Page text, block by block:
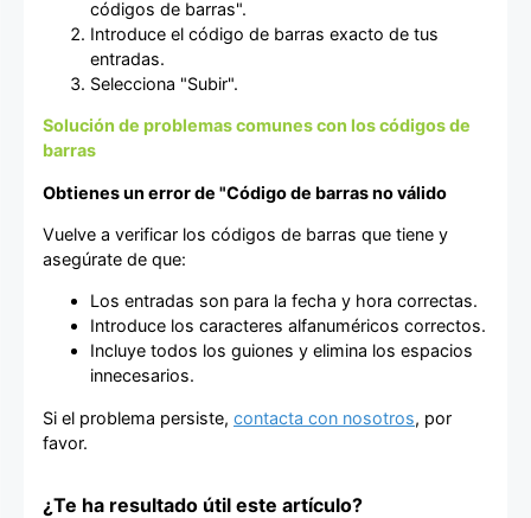
códigos de barras".
Introduce el código de barras exacto de tus
entradas.
Selecciona "Subir".
Solución de problemas comunes con los códigos de
barras
Obtienes un error de "Código de barras no válido
Vuelve a verificar los códigos de barras que tiene y
asegúrate de que:
Los entradas son para la fecha y hora correctas.
Introduce los caracteres alfanuméricos correctos.
Incluye todos los guiones y elimina los espacios
innecesarios.
Si el problema persiste, contacta con nosotros, por
favor.
¿Te ha resultado útil este artículo?